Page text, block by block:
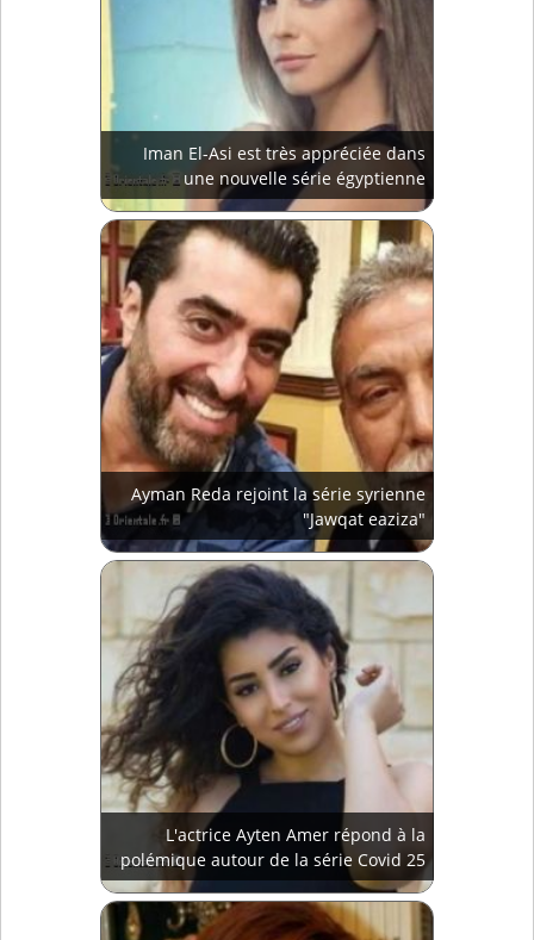
Iman El-Asi est très appréciée dans
une nouvelle série égyptienne
Ayman Reda rejoint la série syrienne
"Jawqat eaziza"
L'actrice Ayten Amer répond à la
polémique autour de la série Covid 25